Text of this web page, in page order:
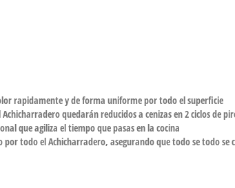
rapidamente y de forma uniforme por todo el superficie
quedarán reducidos a cenizas en 2 ciclos de
que agiliza el tiempo que pasas en la cocina
todo el Achicharradero, asegurando que todo se todo se